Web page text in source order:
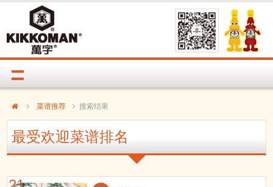
菜谱推荐 搜索结果
最受欢迎菜谱排名